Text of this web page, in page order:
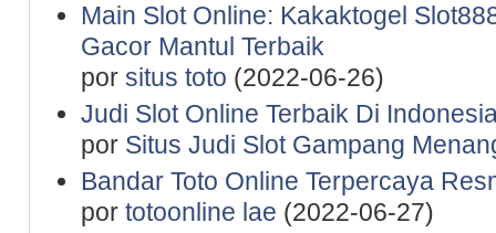
Main Slot Online: Kakaktogel
Gacor Mantul Terbaik
por situs toto (2022-06-26)
Judi Slot Online Terbaik Di
por Situs Judi Slot Gampang
Bandar Toto Online Terpercaya
por totoonline lae (2022-06-27)